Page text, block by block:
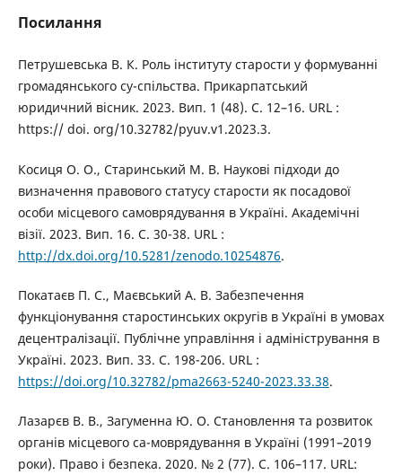
Посилання
Петрушевська В. К. Роль інституту старости у формуванні
громадянського су-спільства. Прикарпатський
юридичний вісник. 2023. Вип. 1 (48). С. 12–16. URL :
https:// doi. org/10.32782/pyuv.v1.2023.3.
Косиця О. О., Старинський М. В. Наукові підходи до
визначення правового статусу старости як посадової
особи місцевого самоврядування в Україні. Академічні
візії. 2023. Вип. 16. С. 30-38. URL :
http://dx.doi.org/10.5281/zenodo.10254876.
Покатаєв П. С., Маєвський А. В. Забезпечення
функціонування старостинських округів в Україні в умовах
децентралізації. Публічне управління і адміністрування в
Україні. 2023. Вип. 33. С. 198-206. URL :
https://doi.org/10.32782/pma2663-5240-2023.33.38.
Лазарєв В. В., Загуменна Ю. О. Становлення та розвиток
органів місцевого са-моврядування в Україні (1991–2019
роки). Право і безпека. 2020. № 2 (77). С. 106–117. URL: